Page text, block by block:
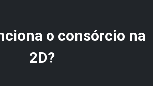
o consórcio na
2D?